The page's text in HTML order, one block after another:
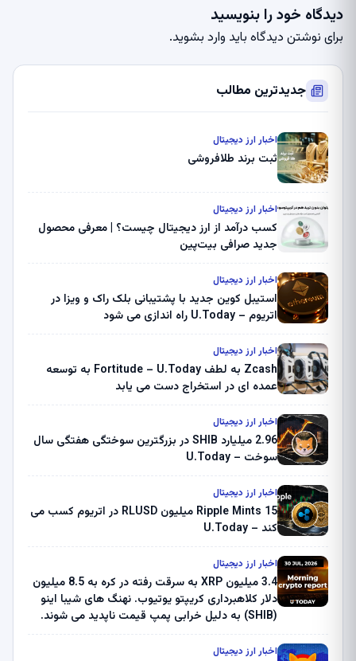
دیدگاه خود را بنویسید
برای نوشتن دیدگاه باید وارد بشوید.
جدیدترین مطالب
اخبار ارز دیجیتال
ثبت برند طلافروشی
اخبار ارز دیجیتال
کسب درآمد از ارز دیجیتال چیست؟ | معرفی محصول
جدید صرافی بیت‌پین
اخبار ارز دیجیتال
استیبل کوین جدید با پشتیبانی بلک راک و ویزا در
اتریوم – U.Today راه اندازی می شود
اخبار ارز دیجیتال
Zcash به لطف Fortitude – U.Today به توسعه
عمده ای در استخراج دست می یابد
اخبار ارز دیجیتال
2.96 میلیارد SHIB در بزرگترین سوختگی هفتگی سال
سوخت – U.Today
اخبار ارز دیجیتال
Ripple Mints 15 میلیون RLUSD در اتریوم کسب می
کند – U.Today
اخبار ارز دیجیتال
3.4 میلیون XRP به سرقت رفته در کره به 8.5 میلیون
دلار کلاهبرداری کریپتو یوتیوب. نهنگ های شیبا اینو
(SHIB) به دلیل خرابی پمپ قیمت ناپدید می شوند.
ثبت کرد – گزارش کریپتو صبح – U.Today
اخبار ارز دیجیتال